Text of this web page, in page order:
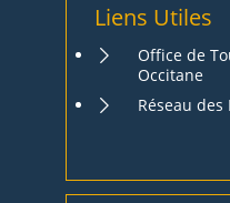
Liens Utiles
Office de
Occitane
Réseau